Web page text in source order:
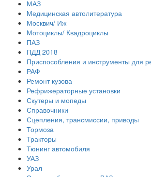
МАЗ
Медицинская автолитература
Москвич/ Иж
Мотоциклы/ Квадроциклы
ПАЗ
ПДД 2018
Приспособления и инструменты для
РАФ
Ремонт кузова
Рефрижераторные установки
Скутеры и мопеды
Справочники
Сцепления, трансмиссии, приводы
Тормоза
Тракторы
Тюнинг автомобиля
УАЗ
Урал